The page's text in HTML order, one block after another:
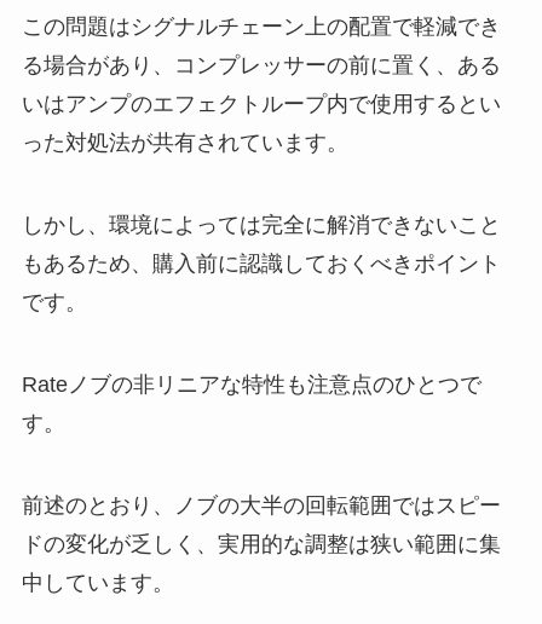
この問題はシグナルチェーン上の配置で軽減でき
る場合があり、コンプレッサーの前に置く、ある
いはアンプのエフェクトループ内で使用するとい
った対処法が共有されています。
しかし、環境によっては完全に解消できないこと
もあるため、購入前に認識しておくべきポイント
です。
Rateノブの非リニアな特性も注意点のひとつで
す。
前述のとおり、ノブの大半の回転範囲ではスピー
ドの変化が乏しく、実用的な調整は狭い範囲に集
中しています。